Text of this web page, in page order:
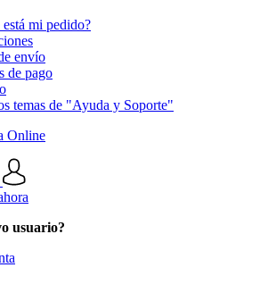
mi pedido?
envío
de pago
temas de "Ayuda y Soporte"
usuario?